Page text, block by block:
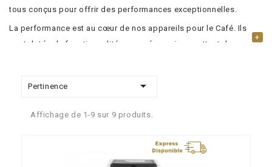
tous conçus pour offrir des performances exceptionnelles.
La performance est au cœur de nos appareils pour le Café. Ils
sont dotés de fonctionnalités avancées qui permettent de
offrant ainsi une expérience gustative optimale pour les
combinaison parfaite de
performances élevées, de durabilité et d'accessibilité
+
Pertinence 
Affichage de 1-9 sur 9 produits.